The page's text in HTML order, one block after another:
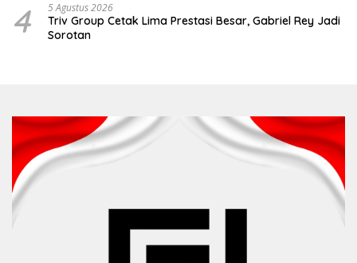
4 5 Agustus 2026
Triv Group Cetak Lima Prestasi Besar, Gabriel Rey Jadi
Sorotan